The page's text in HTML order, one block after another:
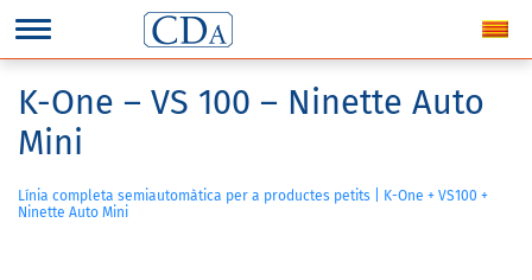
K-One – VS 100 – Ninette Auto
Mini
Línia completa semiautomàtica per a productes petits | K-One + VS100 +
Ninette Auto Mini